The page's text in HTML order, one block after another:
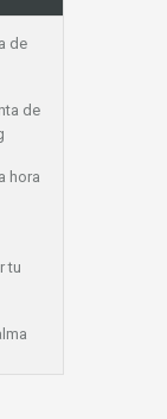
de
de
hora
tu